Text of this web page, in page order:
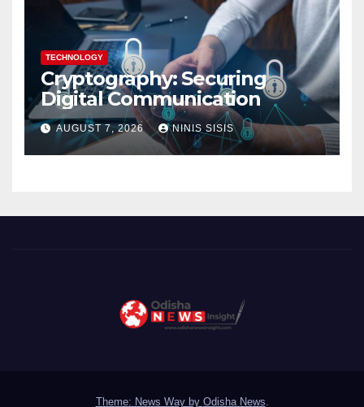
TECHNOLOGY
Cryptography: Securing
Digital Communication
AUGUST 7, 2026 NINIS SISIS
Theme: News Way by Odisha News